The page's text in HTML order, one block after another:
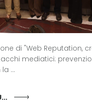
di "Web Reputation,
mediatici:
...